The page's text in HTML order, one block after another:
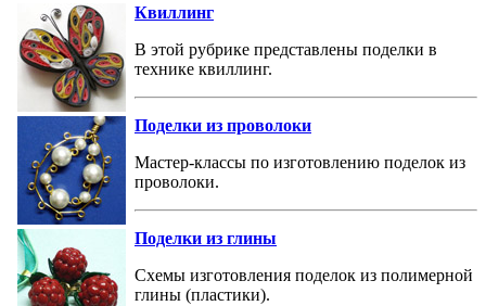
Квиллинг
В этой рубрике представлены поделки в
технике квиллинг.
Поделки из проволоки
Мастер-классы по изготовлению поделок из
проволоки.
Поделки из глины
Схемы изготовления поделок из полимерной
глины (пластики).